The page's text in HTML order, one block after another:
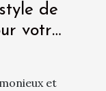
de
votre
?
et